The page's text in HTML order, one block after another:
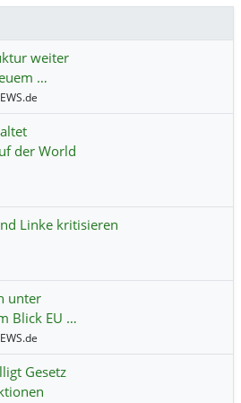
weiter
…
der World
Linke kritisieren
unter
Blick EU …
Gesetz